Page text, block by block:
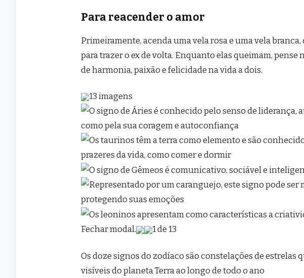
Para reacender o amor
Primeiramente, acenda uma vela rosa e uma vela
para trazer o ex de volta. Enquanto elas queimam, pense
de harmonia, paixão e felicidade na vida a dois.
13 imagens
Fechar modal. 1 de 13
Os doze signos do zodíaco são constelações de estrelas
visíveis do planeta Terra ao longo de todo o ano